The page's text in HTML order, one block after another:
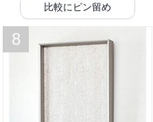
比較にピン留め
8